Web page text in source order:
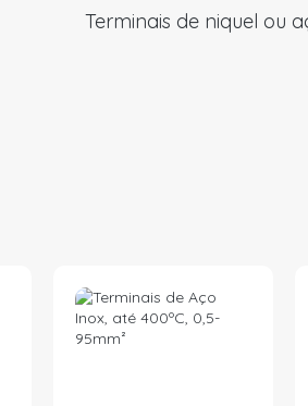
Terminais de niquel ou